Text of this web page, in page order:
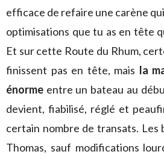
efficace de refaire une carène
optimisations que tu as en tête
Et sur cette Route du Rhum,
finissent pas en tête, mais la
énorme entre un bateau au
devient, fiabilisé, réglé et
certain nombre de transats. Les
Thomas, sauf modifications